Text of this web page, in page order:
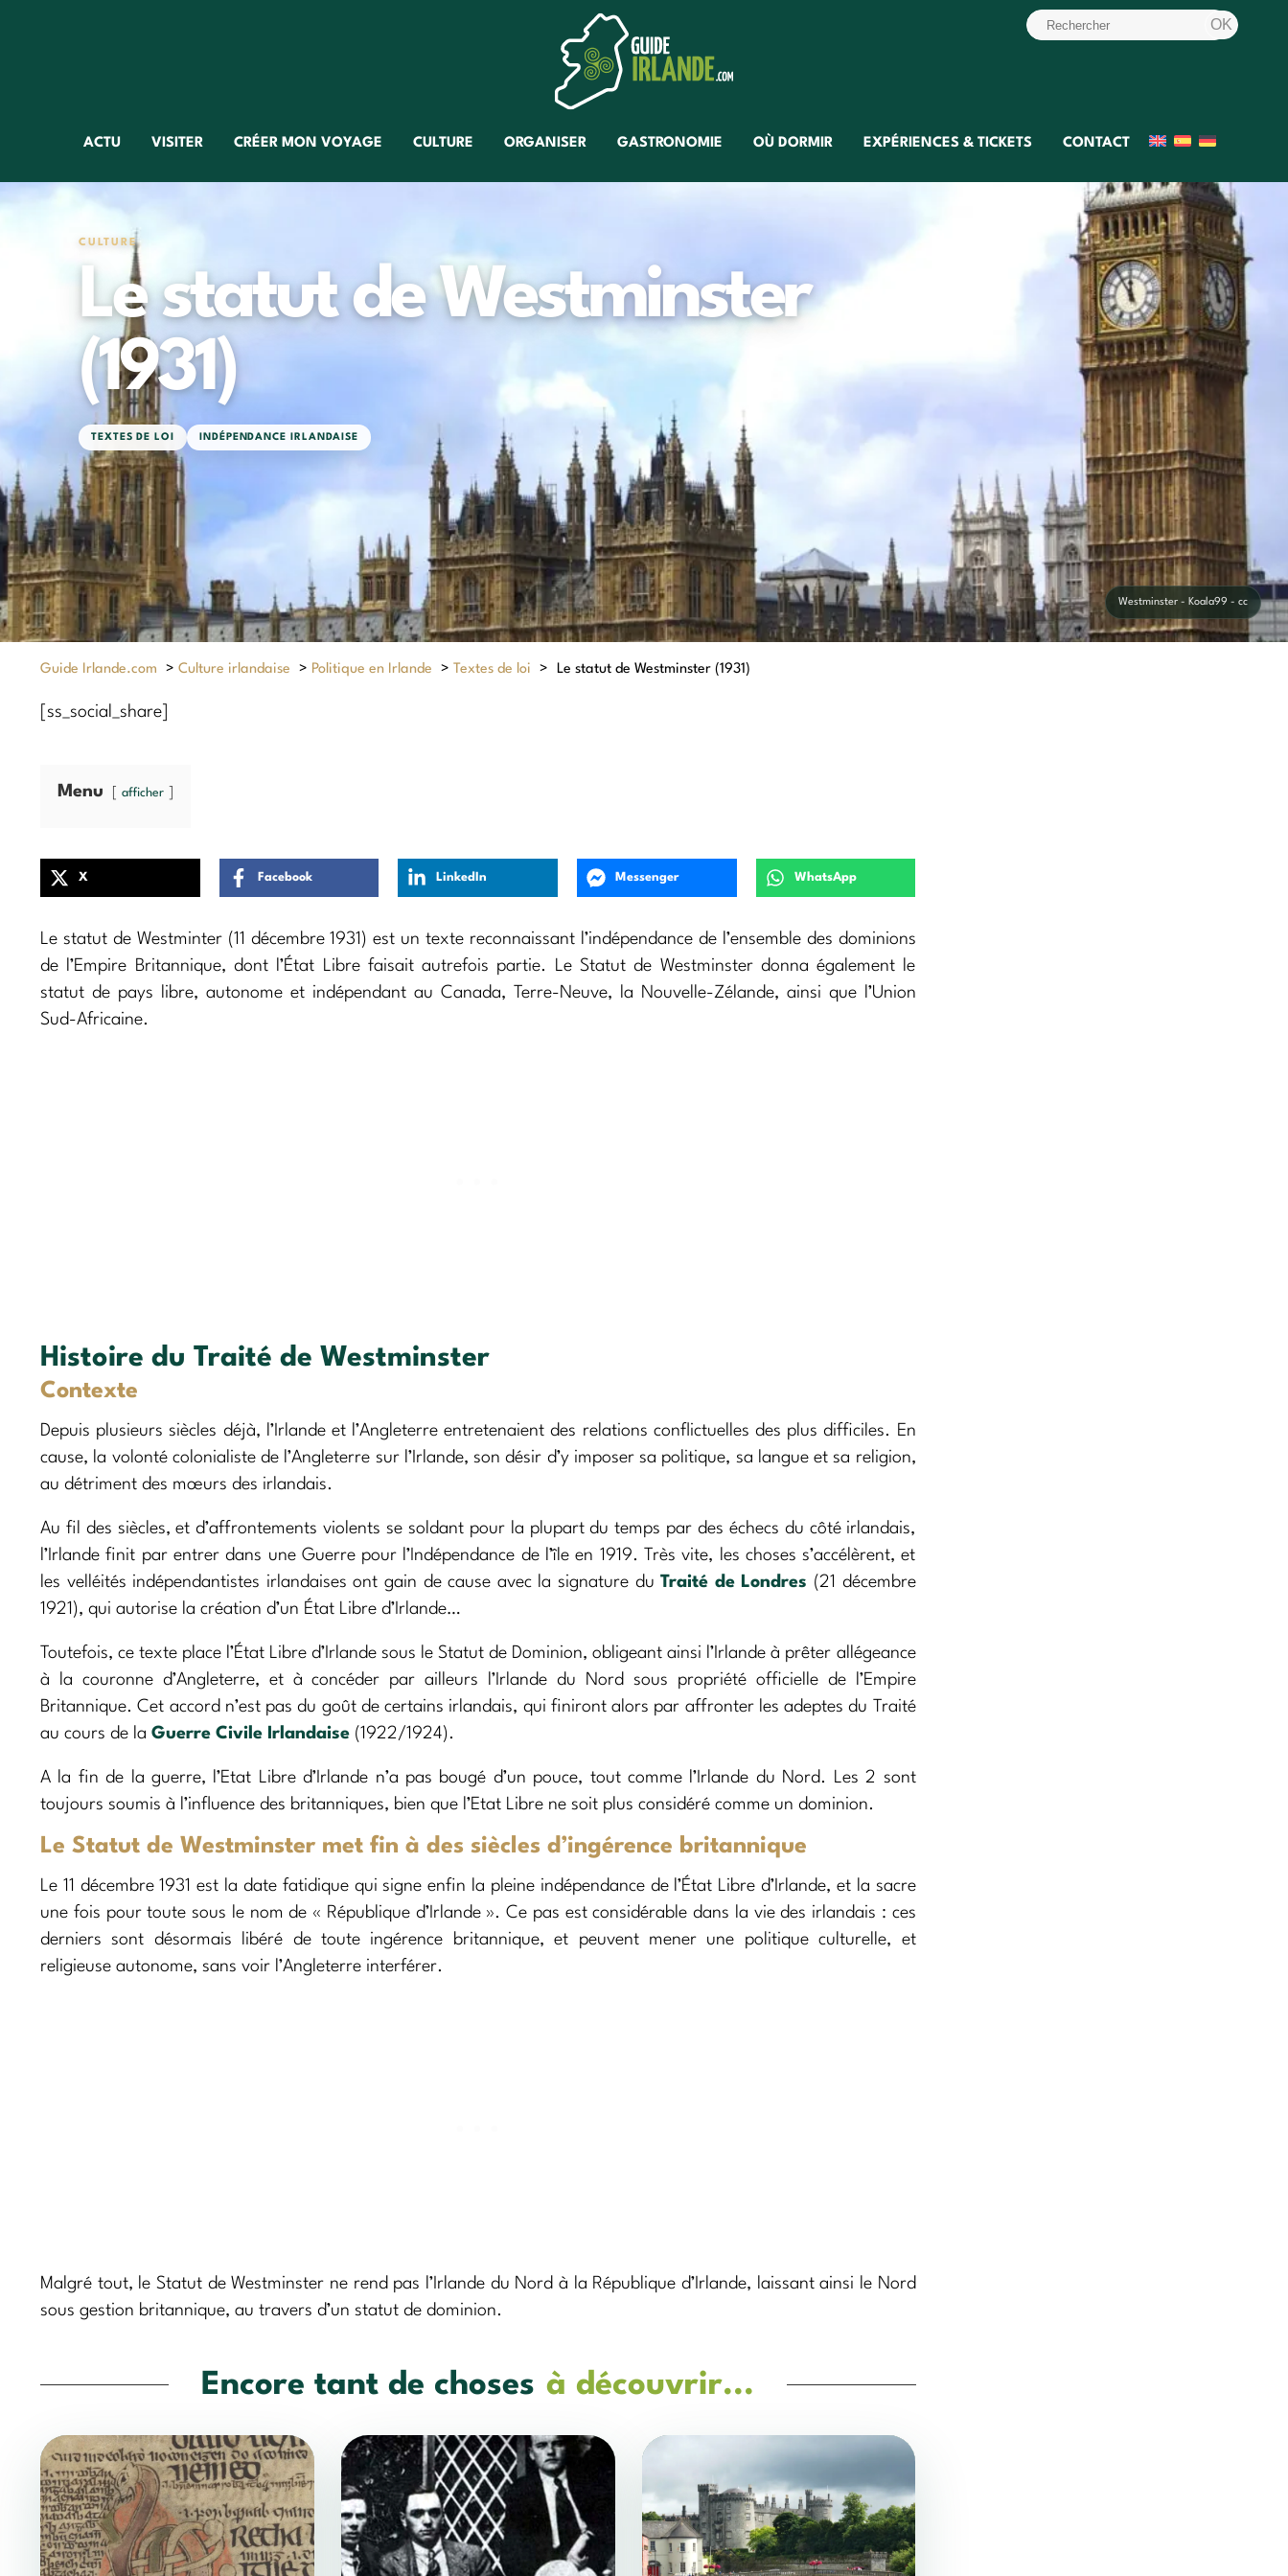
ACTU VISITER CRÉER MON VOYAGE CULTURE ORGANISER GASTRONOMIE OÙ DORMIR EXPÉRIENCES & TICKETS CONTACT
CULTURE
Le statut de Westminster
(1931)
TEXTES DE LOI INDÉPENDANCE IRLANDAISE
Westminster - Koala99 - cc
Guide Irlande.com > Culture irlandaise > Politique en Irlande > Textes de loi > Le statut de Westminster (1931)
[ss_social_share]
Menu afficher
X Facebook LinkedIn Messenger WhatsApp
Le statut de Westminter (11 décembre 1931) est un texte reconnaissant l’indépendance de l’ensemble des dominions
de l’Empire Britannique, dont l’État Libre faisait autrefois partie. Le Statut de Westminster donna également le
statut de pays libre, autonome et indépendant au Canada, Terre-Neuve, la Nouvelle-Zélande, ainsi que l’Union
Sud-Africaine.
Histoire du Traité de Westminster
Contexte
Depuis plusieurs siècles déjà, l’Irlande et l’Angleterre entretenaient des relations conflictuelles des plus difficiles. En
cause, la volonté colonialiste de l’Angleterre sur l’Irlande, son désir d’y imposer sa politique, sa langue et sa religion,
au détriment des mœurs des irlandais.
Au fil des siècles, et d’affrontements violents se soldant pour la plupart du temps par des échecs du côté irlandais,
l’Irlande finit par entrer dans une Guerre pour l’Indépendance de l’île en 1919. Très vite, les choses s’accélèrent, et
les velléités indépendantistes irlandaises ont gain de cause avec la signature duTraité de Londres (21 décembre
1921), qui autorise la création d’un État Libre d’Irlande…
Toutefois, ce texte place l’État Libre d’Irlande sous le Statut de Dominion, obligeant ainsi l’Irlande à prêter allégeance
à la couronne d’Angleterre, et à concéder par ailleurs l’Irlande du Nord sous propriété officielle de l’Empire
Britannique. Cet accord n’est pas du goût de certains irlandais, qui finiront alors par affronter les adeptes du Traité
au cours de la Guerre Civile Irlandaise (1922/1924).
A la fin de la guerre, l’Etat Libre d’Irlande n’a pas bougé d’un pouce, tout comme l’Irlande du Nord. Les 2 sont
toujours soumis à l’influence des britanniques, bien que l’Etat Libre ne soit plus considéré comme un dominion.
Le Statut de Westminster met fin à des siècles d’ingérence britannique
Le 11 décembre 1931 est la date fatidique qui signe enfin la pleine indépendance de l’État Libre d’Irlande, et la sacre
une fois pour toute sous le nom de « République d’Irlande ». Ce pas est considérable dans la vie des irlandais : ces
derniers sont désormais libéré de toute ingérence britannique, et peuvent mener une politique culturelle, et
religieuse autonome, sans voir l’Angleterre interférer.
Malgré tout, le Statut de Westminster ne rend pas l’Irlande du Nord à la République d’Irlande, laissant ainsi le Nord
sous gestion britannique, au travers d’un statut de dominion.
Encore tant de choses à découvrir...